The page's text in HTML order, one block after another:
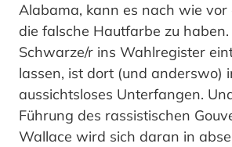
Alabama, kann es nach wie vor
die falsche Hautfarbe zu
Schwarze/r ins Wahlregister
lassen, ist dort (und anderswo)
aussichtsloses Unterfangen.
Führung des rassistischen
Wallace wird sich daran in